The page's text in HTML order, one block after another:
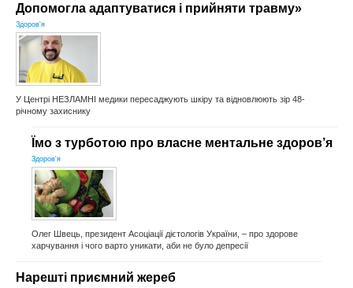
Допомогла адаптуватися і прийняти травму»
Здоров'я
У Центрі НЕЗЛАМНІ медики пересаджують шкіру та відновлюють зір 48-
річному захиснику
Їмо з турботою про власне ментальне здоров’я
Здоров'я
Олег Швець, президент Асоціації дієтологів України, – про здорове
харчування і чого варто уникати, аби не було депресії
Нарешті приємний жереб